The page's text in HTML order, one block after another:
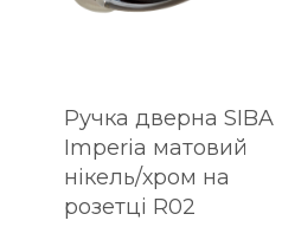
Ручка дверна SIBA
Imperia матовий
нікель/хром на
розетці R02